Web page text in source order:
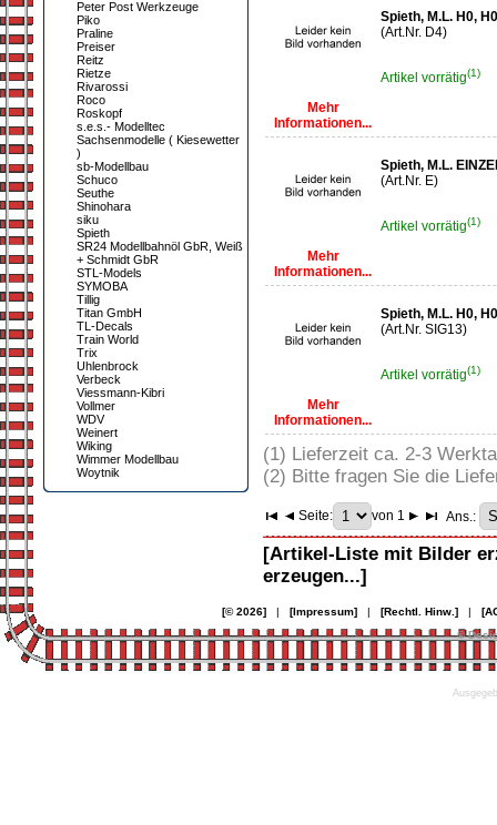
Peter Post Werkzeuge
Piko
Praline
Preiser
Reitz
Rietze
Rivarossi
Roco
Roskopf
s.e.s.- Modelltec
Sachsenmodelle ( Kiesewetter
)
sb-Modellbau
Schuco
Seuthe
Shinohara
siku
Spieth
SR24 Modellbahnöl GbR, Weiß
+ Schmidt GbR
STL-Models
SYMOBA
Tillig
Titan GmbH
TL-Decals
Train World
Trix
Uhlenbrock
Verbeck
Viessmann-Kibri
Vollmer
WDV
Weinert
Wiking
Wimmer Modellbau
Woytnik
Mehr
Informationen...
Spieth, M.L. H0,
(Art.Nr. D4)
Artikel vorrätig(1)
Mehr
Informationen...
Spieth, M.L.
(Art.Nr. E)
Artikel vorrätig(1)
Mehr
Informationen...
Spieth, M.L. H0,
(Art.Nr. SIG13)
Artikel vorrätig(1)
(1) Lieferzeit ca. 2-3
(2) Bitte fragen Sie die
Seite: von 1 Ans.:
[Artikel-Liste mit Bilder
erzeugen...]
[© 2026]| [Impressum]| [Rechtl. Hinw.]|
©